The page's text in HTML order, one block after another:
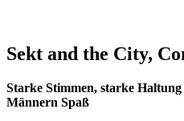
Sekt and the City,
Starke Stimmen, starke
Männern Spaß